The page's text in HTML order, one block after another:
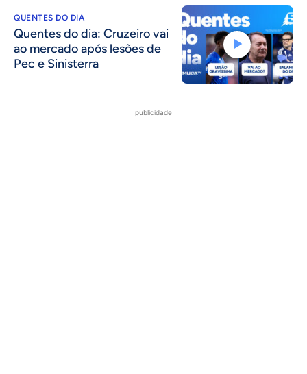
QUENTES DO DIA
Quentes do dia: Cruzeiro vai
ao mercado após lesões de
Pec e Sinisterra
publicidade